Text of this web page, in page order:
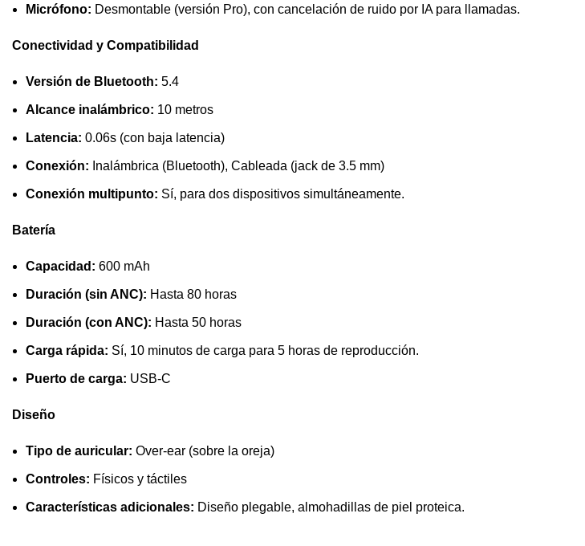
Micrófono: Desmontable (versión Pro), con cancelación de ruido por IA para llamadas.
Conectividad y Compatibilidad
Versión de Bluetooth: 5.4
Alcance inalámbrico: 10 metros
Latencia: 0.06s (con baja latencia)
Conexión: Inalámbrica (Bluetooth), Cableada (jack de 3.5 mm)
Conexión multipunto: Sí, para dos dispositivos simultáneamente.
Batería
Capacidad: 600 mAh
Duración (sin ANC): Hasta 80 horas
Duración (con ANC): Hasta 50 horas
Carga rápida: Sí, 10 minutos de carga para 5 horas de reproducción.
Puerto de carga: USB-C
Diseño
Tipo de auricular: Over-ear (sobre la oreja)
Controles: Físicos y táctiles
Características adicionales: Diseño plegable, almohadillas de piel proteica.